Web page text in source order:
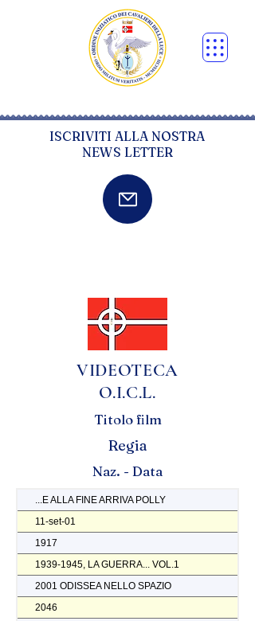
ISCRIVITI ALLA NOSTRA
NEWS LETTER
VIDEOTECA
O.I.C.L.
Titolo film
Regia
Naz. - Data
...E ALLA FINE ARRIVA POLLY
11-set-01
1917
1939-1945, LA GUERRA... VOL.1
2001 ODISSEA NELLO SPAZIO
2046